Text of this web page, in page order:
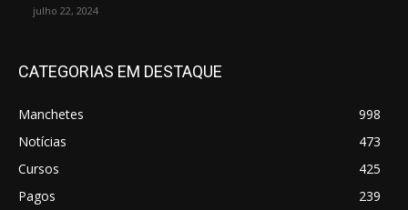
julho 22, 2024
CATEGORIAS EM DESTAQUE
Manchetes
998
Notícias
473
Cursos
425
Pagos
239